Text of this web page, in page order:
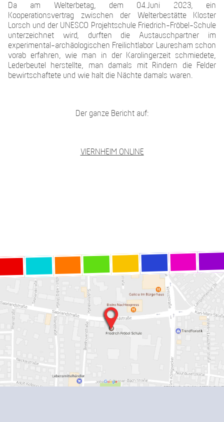
Da am Welterbetag, dem 04.Juni 2023, ein
Kooperationsvertrag zwischen der Welterbestätte Kloster
Lorsch und der UNESCO Projektschule Friedrich-Fröbel-Schule
unterzeichnet wird, durften die Austauschpartner im
experimental-archäologischen Freilichtlabor Lauresham schon
vorab erfahren, wie man in der Karolingerzeit schmiedete,
Lederbeutel herstellte, man damals mit Rindern die Felder
bewirtschaftete und wie kalt die Nächte damals waren.
Der ganze Bericht auf:
VIERNHEIM ONLINE